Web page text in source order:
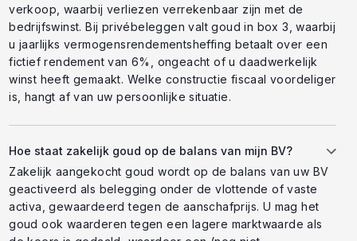
verkoop, waarbij verliezen verrekenbaar zijn met de
bedrijfswinst. Bij privébeleggen valt goud in box 3, waarbij
u jaarlijks vermogensrendementsheffing betaalt over een
fictief rendement van 6%, ongeacht of u daadwerkelijk
winst heeft gemaakt. Welke constructie fiscaal voordeliger
is, hangt af van uw persoonlijke situatie.
Hoe staat zakelijk goud op de balans van mijn BV?
Zakelijk aangekocht goud wordt op de balans van uw BV
geactiveerd als belegging onder de vlottende of vaste
activa, gewaardeerd tegen de aanschafprijs. U mag het
goud ook waarderen tegen een lagere marktwaarde als